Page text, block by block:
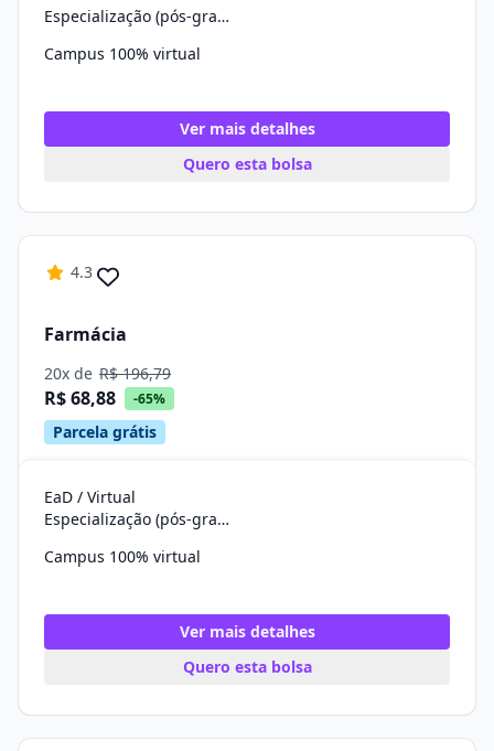
Especialização (pós-graduação)
Campus 100% virtual
Ver mais detalhes
Quero esta bolsa
4.3
Farmácia
20x de R$ 196,79
R$ 68,88 -65%
Parcela grátis
EaD / Virtual
Especialização (pós-graduação)
Campus 100% virtual
Ver mais detalhes
Quero esta bolsa